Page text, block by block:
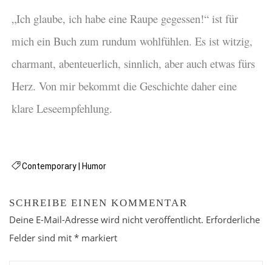
„Ich glaube, ich habe eine Raupe gegessen!“ ist für
mich ein Buch zum rundum wohlfühlen. Es ist witzig,
charmant, abenteuerlich, sinnlich, aber auch etwas fürs
Herz. Von mir bekommt die Geschichte daher eine
klare Leseempfehlung.
Contemporary Humor
SCHREIBE EINEN KOMMENTAR
Deine E-Mail-Adresse wird nicht veröffentlicht. Erforderliche
Felder sind mit* markiert